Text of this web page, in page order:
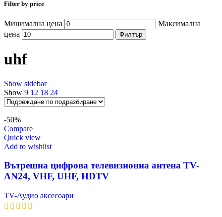
Filter by price
Минимална цена
Максимална
цена
Филтър
uhf
Show sidebar
Show 9 12 18 24
-50%
Compare
Quick view
Add to wishlist
Вътрешна цифрова телевизионна антена TV-
AN24, VHF, UHF, HDTV
TV-Аудио аксесоари